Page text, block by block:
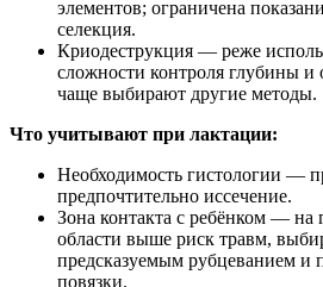
элементов; ограничена
селекция.
Криодеструкция — реже
сложности контроля глубины и
чаще выбирают другие методы.
Что учитывают при лактации:
Необходимость гистологии —
предпочтительно иссечение.
Зона контакта с ребёнком — на
области выше риск травм,
предсказуемым рубцеванием
повязки.